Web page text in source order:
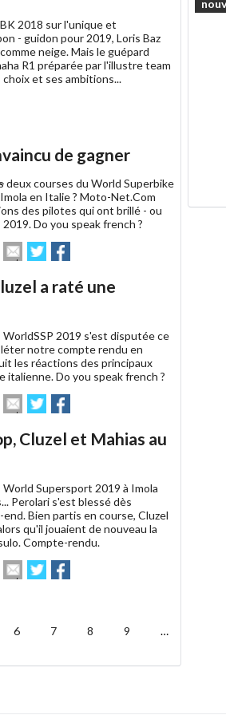
2018 sur l'unique et
- guidon pour 2019, Loris Baz
neige. Mais le guépard
R1 préparée par l'illustre team
et ses ambitions...
de gagner
deux courses du World Superbike
en Italie ? Moto-Net.Com
des pilotes qui ont brillé - ou
Do you speak french ?
Envoyer
cet
à
Partager
sur sur
a raté une
2019 s'est disputée ce
notre compte rendu en
les réactions des principaux
italienne. Do you speak french ?
Envoyer
cet
à
Partager
sur sur
Cluzel et Mahias au
Supersport 2019 à Imola
Perolari s'est blessé dès
Bien partis en course, Cluzel
qu'il jouaient de nouveau la
Compte-rendu.
Envoyer
cet
ami
Partager
sur sur
6 7 8 9
…